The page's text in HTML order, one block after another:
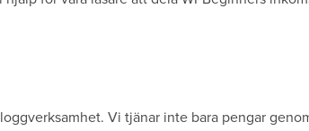
Vi tjänar inte bara pengar